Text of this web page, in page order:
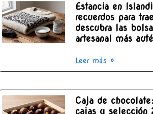
Estancia en
recuerdos para
descubra las
artesanal más
Leer más »
Caja de
cajas y selección